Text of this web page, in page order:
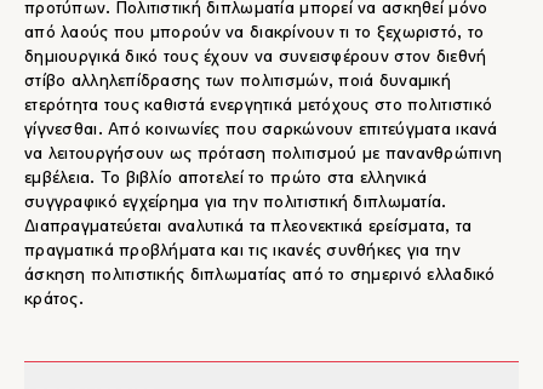
προτύπων. Πολιτιστική διπλωματία μπορεί να ασκηθεί μόνο
από λαούς που μπορούν να διακρίνουν τι το ξεχωριστό, το
δημιουργικά δικό τους έχουν να συνεισφέρουν στον διεθνή
στίβο αλληλεπίδρασης των πολιτισμών, ποιά δυναμική
ετερότητα τους καθιστά ενεργητικά μετόχους στο πολιτιστικό
γίγνεσθαι. Από κοινωνίες που σαρκώνουν επιτεύγματα ικανά
να λειτουργήσουν ως πρόταση πολιτισμού με πανανθρώπινη
εμβέλεια. Το βιβλίο αποτελεί το πρώτο στα ελληνικά
συγγραφικό εγχείρημα για την πολιτιστική διπλωματία.
Διαπραγματεύεται αναλυτικά τα πλεονεκτικά ερείσματα, τα
πραγματικά προβλήματα και τις ικανές συνθήκες για την
άσκηση πολιτιστικής διπλωματίας από το σημερινό ελλαδικό
κράτος.